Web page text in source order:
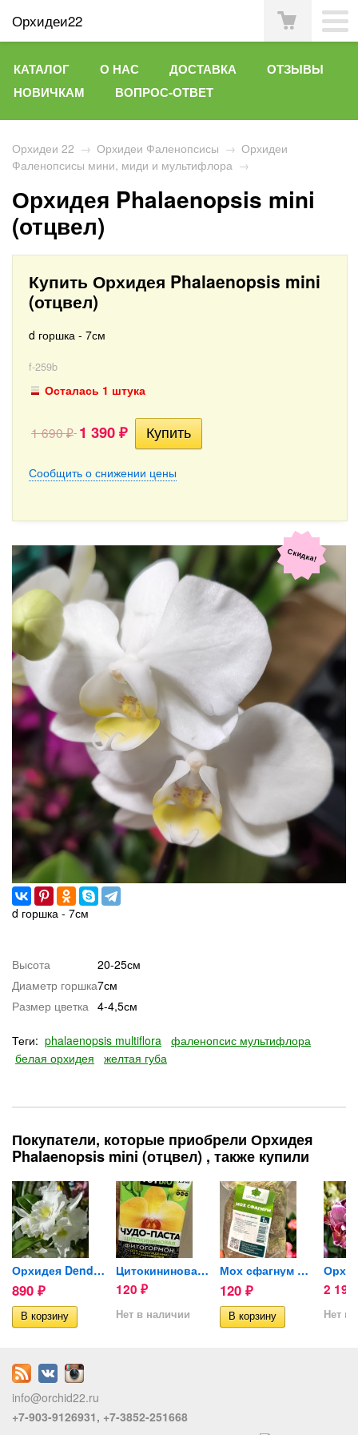
Орхидеи22
КАТАЛОГ О НАС ДОСТАВКА
ОТЗЫВЫ
НОВИЧКАМ
ВОПРОС-ОТВЕТ
Орхидеи 22 → Орхидеи Фаленопсисы → Орхидеи
Фаленопсисы мини, миди и мультифлора →
Орхидея Phalaenopsis mini
(отцвел)
Купить Орхидея Phalaenopsis mini
(отцвел)
d горшка - 7см
f-259b
Осталась 1 штука
1 690₽ 1 390 ₽
Сообщить о снижении цены
Скидка!
d горшка - 7см
Высота
20-25см
Диаметр горшка7см
Размер цветка 4-4,5см
Теги: phalaenopsis multiflora
фаленопсис мультифлора
белая орхидея
желтая губа
Покупатели, которые приобрели Орхидея
Phalaenopsis mini (отцвел) , также купили
Орхидея Dendrobium Spring...
890 ₽
Цитокининовая паста TUTBIO...
120 ₽
Нет в наличии
Мох сфагнум Орхимания 1л
120 ₽ 2 190
Нет в
info@orchid22.ru
+7-903-9126931, +7-3852-251668